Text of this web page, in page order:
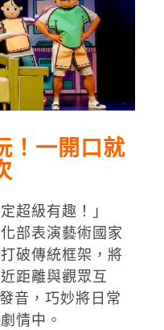
！一開口就
超級有趣！」
部表演藝術國家
破傳統框架， 將
距離與觀眾互
音，巧妙將日常
情中。